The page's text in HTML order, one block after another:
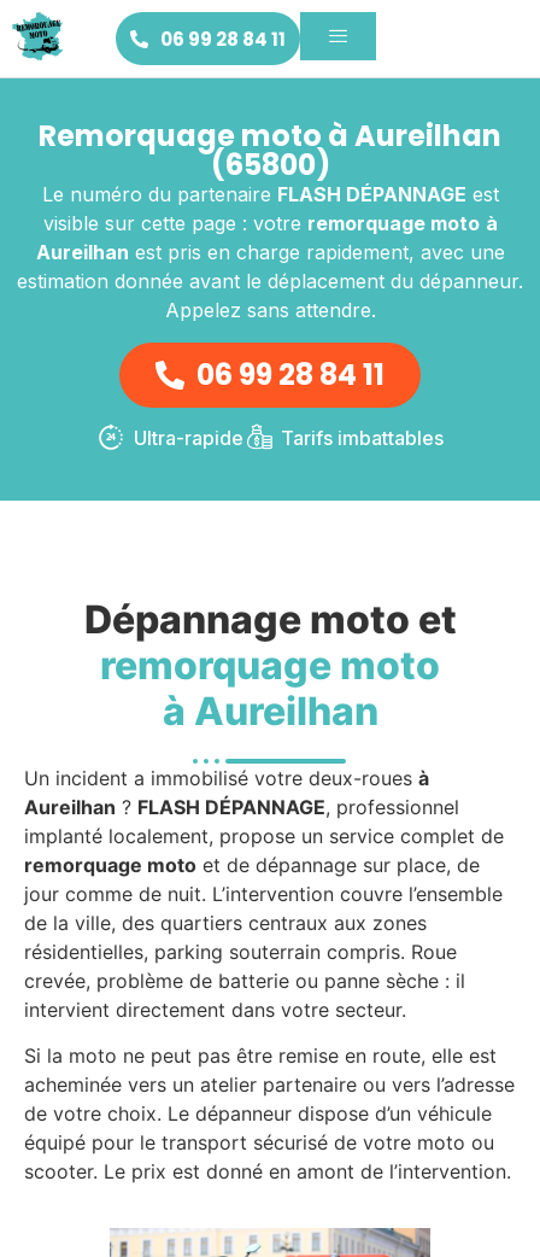
06 99 28 84 11
Remorquage moto à Aureilhan
(65800)
Le numéro du partenaire FLASH DÉPANNAGE est
visible sur cette page : votre remorquage moto à
Aureilhan est pris en charge rapidement, avec une
estimation donnée avant le déplacement du dépanneur.
Appelez sans attendre.
06 99 28 84 11
Ultra-rapide Tarifs imbattables
Dépannage moto et
remorquage moto
à Aureilhan
Un incident a immobilisé votre deux-roues à
Aureilhan ? FLASH DÉPANNAGE, professionnel
implanté localement, propose un service complet de
remorquage moto et de dépannage sur place, de
jour comme de nuit. L’intervention couvre l’ensemble
de la ville, des quartiers centraux aux zones
résidentielles, parking souterrain compris. Roue
crevée, problème de batterie ou panne sèche : il
intervient directement dans votre secteur.
Si la moto ne peut pas être remise en route, elle est
acheminée vers un atelier partenaire ou vers l’adresse
de votre choix. Le dépanneur dispose d’un véhicule
équipé pour le transport sécurisé de votre moto ou
scooter. Le prix est donné en amont de l’intervention.